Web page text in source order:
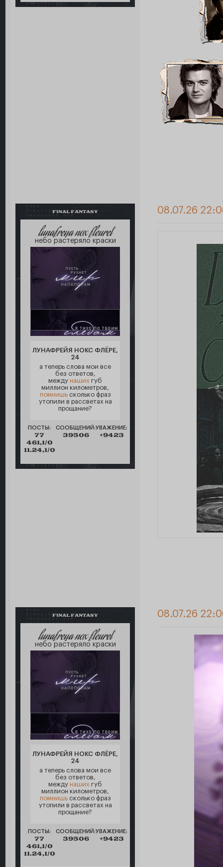
FINAL FANTASY
lunafreya nox fleuret
небо растеряло краски
ЛУНАФРЕЙЯ НОКС ФЛЁРЕ,
24
а теперь слова мои все
без ответов,
между наших губ
миллион километров,
помнишьсколько фраз
утопили в рассветах на
прощание?
ПОСТЫ:
77
461,1/0
11.24,1/0
СООБЩЕНИЙ:
39506
УВАЖЕНИЕ:
+9423
08.07.26
FINAL FANTASY
lunafreya nox fleuret
небо растеряло краски
ЛУНАФРЕЙЯ НОКС ФЛЁРЕ,
24
а теперь слова мои все
без ответов,
между наших губ
миллион километров,
помнишьсколько фраз
утопили в рассветах на
прощание?
ПОСТЫ:
77
461,1/0
11.24,1/0
СООБЩЕНИЙ:
39506
УВАЖЕНИЕ:
+9423
08.07.26